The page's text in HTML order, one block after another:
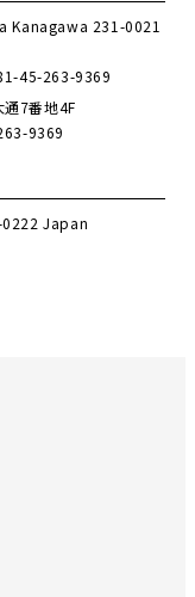
Kanagawa 231-0021
45-263-9369
7番地4F
9369
Japan